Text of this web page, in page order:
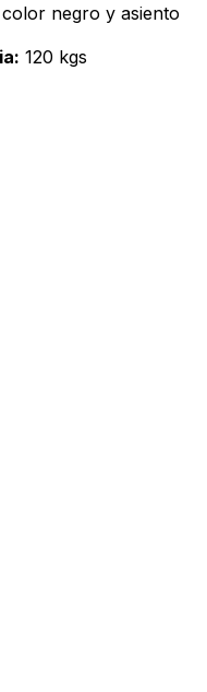
negro y asiento
120 kgs